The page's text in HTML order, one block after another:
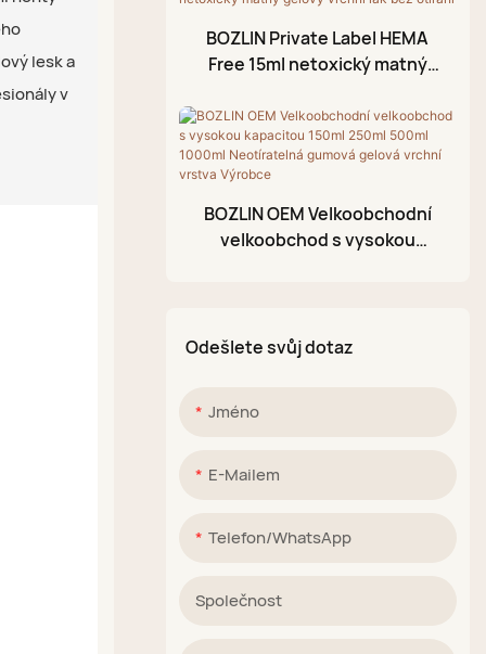
lesk a
v
Olej na nehtovou
kůžičku
3D modelovací gel
Praskací gelový lak
Akrylové pero
Třpytivá bahenní paleta
BOZLIN Private Label HEMA
Free 15ml netoxický matný
BOZLIN OEM Velkoobchodní
velkoobchod s vysokou
Odešlete svůj dotaz
Jméno
E-Mailem
Telefon/WhatsApp
Společnost